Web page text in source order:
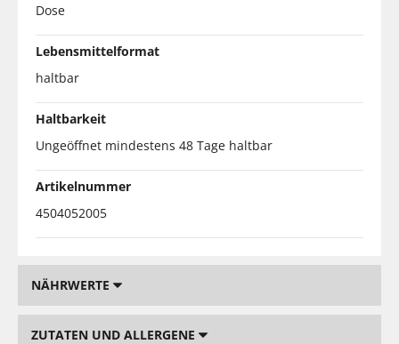
Dose
Lebensmittelformat
haltbar
Haltbarkeit
Ungeöffnet mindestens 48 Tage haltbar
Artikelnummer
4504052005
NÄHRWERTE
ZUTATEN UND ALLERGENE